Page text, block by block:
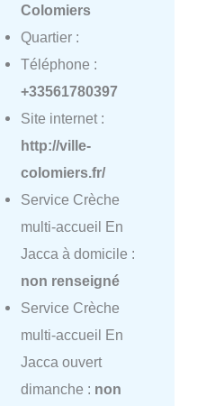
Colomiers
Quartier :
Téléphone :
+33561780397
Site internet :
http://ville-
colomiers.fr/
Service Crèche
multi-accueil En
Jacca à domicile :
non renseigné
Service Crèche
multi-accueil En
Jacca ouvert
dimanche : non